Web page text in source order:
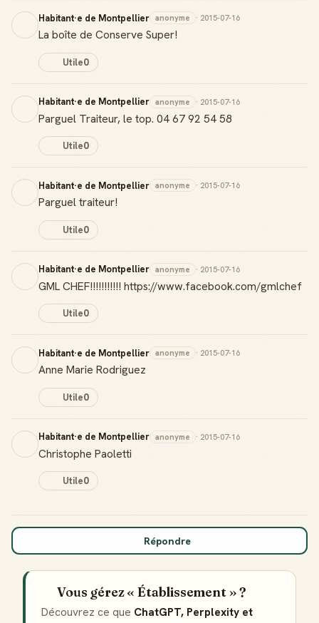
Habitant·e de Montpellier anonyme · 2015-07-16
La boîte de Conserve Super!
Utile0
Habitant·e de Montpellier anonyme · 2015-07-16
Parguel Traiteur, le top. 04 67 92 54 58
Utile0
Habitant·e de Montpellier anonyme · 2015-07-16
Parguel traiteur!
Utile0
Habitant·e de Montpellier anonyme · 2015-07-16
GML CHEF!!!!!!!!!!! https://www.facebook.com/gmlchef
Utile0
Habitant·e de Montpellier anonyme · 2015-07-16
Anne Marie Rodriguez
Utile0
Habitant·e de Montpellier anonyme · 2015-07-16
Christophe Paoletti
Utile0
Répondre
Vous gérez « Établissement » ?
Découvrez ce que ChatGPT, Perplexity et